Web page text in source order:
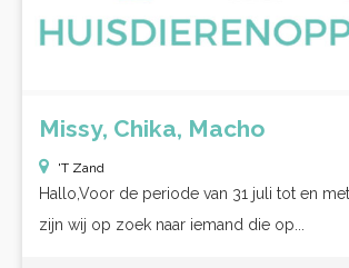
Missy, Chika, Macho
'T Zand
Hallo,Voor de periode van 31 juli tot en
zijn wij op zoek naar iemand die op...